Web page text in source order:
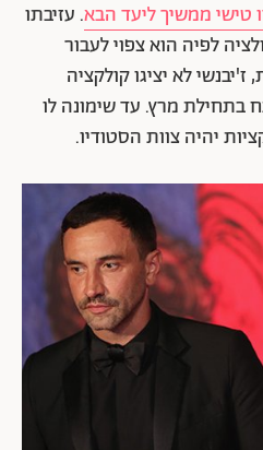
טישי ממשיך ליעד הבא. עזיבתו
לפיה הוא צפוי לעבור
לא יציגו קולקציה
בתחילת מרץ. עד שימונה לו
יהיה צוות הסטודיו.